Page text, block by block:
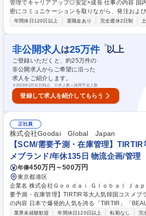
管理でキャリアアップ◎安定×成長 仕事の内容 国内外に広がる協力工場と
密にコミュニケーションを取りながら、発注およ
す。国や工場ごとの強みを活かした生産ラインの
頼書に基づくスケジュール・納期管理 ■ボタン・
要部材の発注・手配 ■国内外の縫製工場への発注
ルのサイズ確認（採寸）・検品作業 ■出荷手配お
倉庫への納品調整 募集職種 【シキボウ100％子会社】大手OEM生産管理
でキャリアアップ◎安定×成長
年間休日120日以上 退職金あり 完全週休2日制
非公開求人 は25万件 ※以上
ご登録いただくと、約25万件の
非公開求人からご希望に沿った
求人をご紹介します。
※2026年3月31日時点 ※求人数＝採用予定人数
登録して求人を紹介してもらう
正社員
株式会社Goodai Global Japan
【SCM/需要予測・在庫管理】
メブランド/年休135日 物流企画/管理
年俸450万円～500万円
東京都港区
企業名 株式会社Ｇｏｏｄａｉ Ｇｌｏｂａｌ Ｊａｐａｎ 求人名 【
要予測・在庫管理】TIRTIR等大人気韓国コスメブラン
の内容 日本で爆発的人気を誇る「TIRTIR」「
KIN1004」等韓国コスメブランドを展開する当社
業界未経験歓迎 年間休日120日以上 転勤なし
完